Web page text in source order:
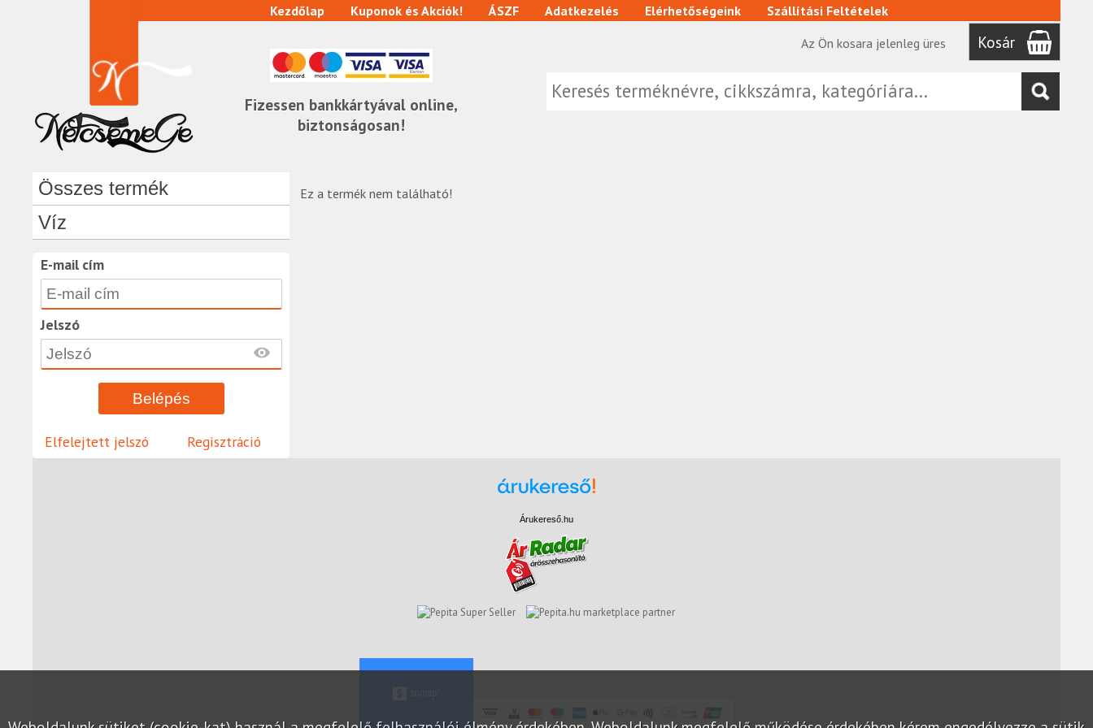
Fizessen bankkártyával online,
biztonságosan!
Kezdőlap Kuponok és Akciók! ÁSZF Adatkezelés Elérhetőségeink
Szállítási Feltételek
Az Ön kosara jelenleg üres
Kosár
Összes termék
Víz
E-mail cím
Jelszó
Elfelejtett jelszó Regisztráció
Ez a termék nem található!
Árukereső.hu
marketplace partner